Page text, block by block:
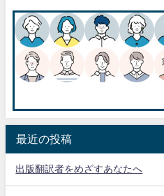
最近の投稿
出版翻訳者をめざすあなたへ